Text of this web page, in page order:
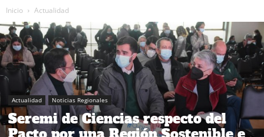
Inicio Actualidad
Actualidad Noticias Regionales
Seremi de Ciencias respecto del